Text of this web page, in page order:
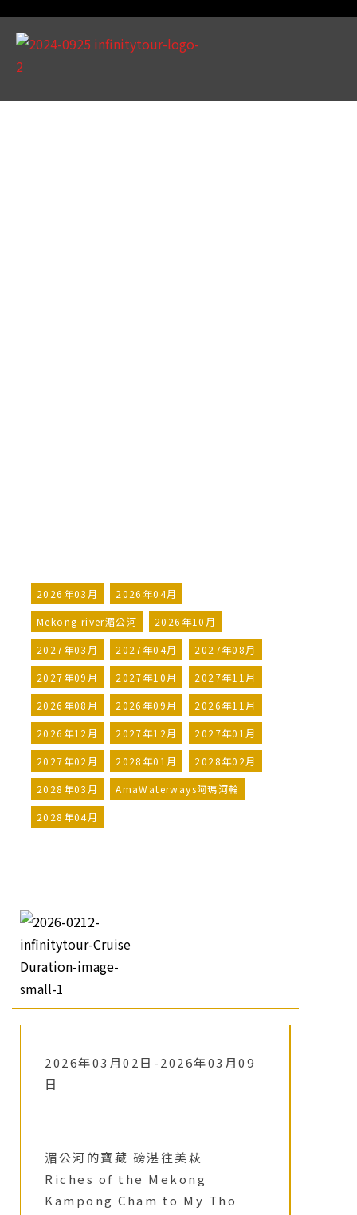
2026年03月 2026年04月
Mekong river湄公河 2026年10月
2027年03月 2027年04月 2027年08月
2027年09月 2027年10月 2027年11月
2026年08月 2026年09月 2026年11月
2026年12月 2027年12月 2027年01月
2027年02月 2028年01月 2028年02月
2028年03月 AmaWaterways阿瑪河輪
2028年04月
2026年03月02日-2026年03月09
日
湄公河的寶藏 磅湛往美萩
Riches of the Mekong
Kampong Cham to My Tho